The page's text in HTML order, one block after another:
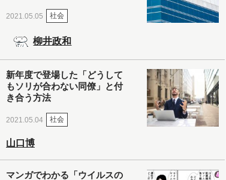
2021.05.05 社会
柳井政和
新年度で登場した「どうして
もソリが合わない同僚」と付
き合う方法
2021.05.04 社会
山口博
マンガでわかる「ウイルスの